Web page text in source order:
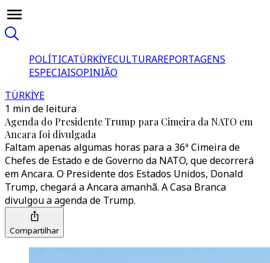
POLÍTICATÜRKİYECULTURAREPORTAGENS
ESPECIAISOPINIÃO
TÜRKİYE
1 min de leitura
Agenda do Presidente Trump para Cimeira da NATO em
Ancara foi divulgada
Faltam apenas algumas horas para a 36ª Cimeira de
Chefes de Estado e de Governo da NATO, que decorrerá
em Ancara. O Presidente dos Estados Unidos, Donald
Trump, chegará a Ancara amanhã. A Casa Branca
divulgou a agenda de Trump.
Compartilhar